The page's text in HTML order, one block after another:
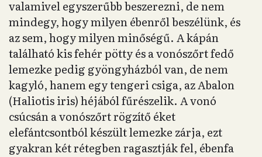
valamivel egyszerűbb beszerezni, de nem
mindegy, hogy milyen ébenről beszélünk, és
az sem, hogy milyen minőségű. A kápán
található kis fehér pötty és a vonószőrt fedő
lemezke pedig gyöngyházból van, de nem
kagyló, hanem egy tengeri csiga, az Abalon
(Haliotis iris) héjából fűrészelik. A vonó
csúcsán a vonószőrt rögzítő éket
elefántcsontból készült lemezke zárja, ezt
gyakran két rétegben ragasztják fel, ébenfa